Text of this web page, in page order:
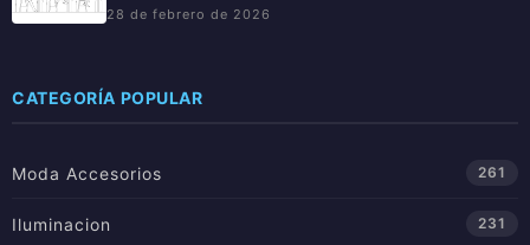
28 de febrero de 2026
CATEGORÍA POPULAR
Moda Accesorios 261
Iluminacion 231